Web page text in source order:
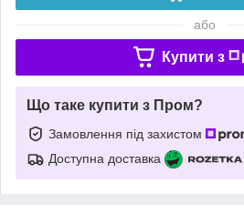
або
Купити з
Що таке купити з Пром?
Замовлення під захистом
Доступна доставка